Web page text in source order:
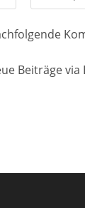
deine
Mail-
Adresse
Beiträge via